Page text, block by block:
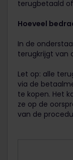
terugbetaald
Hoeveel
In de
terugkrijgt van
Let op: alle
via de
te kopen. Het
ze op de
van de